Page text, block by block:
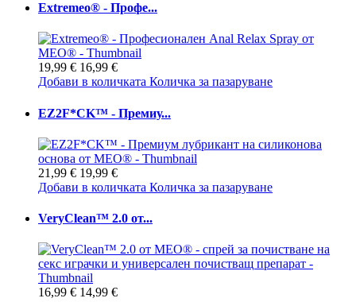
Extremeo® - Профе...
19,99 € 16,99 €
Добави в количката Количка за пазаруване
EZ2F*CK™ - Премиу...
21,99 € 19,99 €
Добави в количката Количка за пазаруване
VeryClean™ 2.0 от...
16,99 € 14,99 €